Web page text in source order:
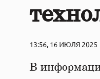
13:56, 16 ИЮЛЯ 2025
В